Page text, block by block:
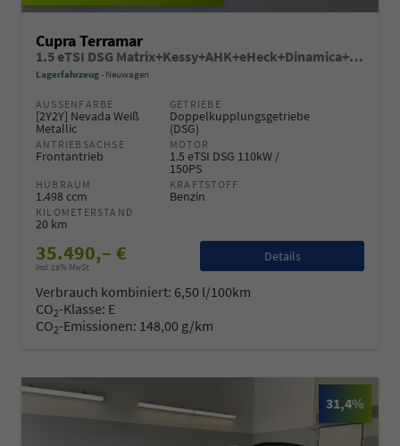
Cupra Terramar
1.5 eTSI DSG Matrix+Kessy+AHK+eHeck+Dinamica+CarPlay+eHeck+GV5
Lagerfahrzeug Neuwagen
AUSSENFARBE
[2Y2Y] Nevada Weiß
Metallic
GETRIEBE
Doppelkupplungsgetriebe
(DSG)
ANTRIEBSACHSE
Frontantrieb
MOTOR
1.5 eTSI DSG 110kW /
150PS
HUBRAUM
1.498 ccm
KRAFTSTOFF
Benzin
KILOMETERSTAND
20 km
35.490,– €
incl. 19% MwSt.
Details
Verbrauch kombiniert: 6,50 l/100km
CO2-Klasse: E
CO2-Emissionen: 148,00 g/km
31,4%